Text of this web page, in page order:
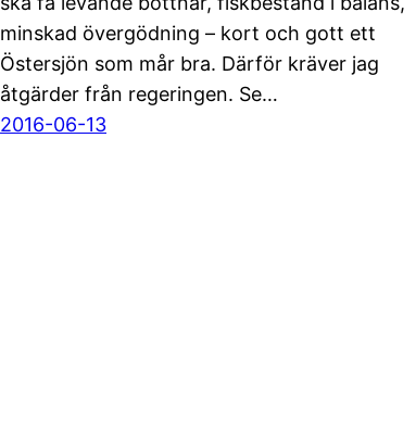
minskad övergödning – kort och gott ett
Östersjön som mår bra. Därför kräver jag
åtgärder från regeringen. Se…
2016-06-13